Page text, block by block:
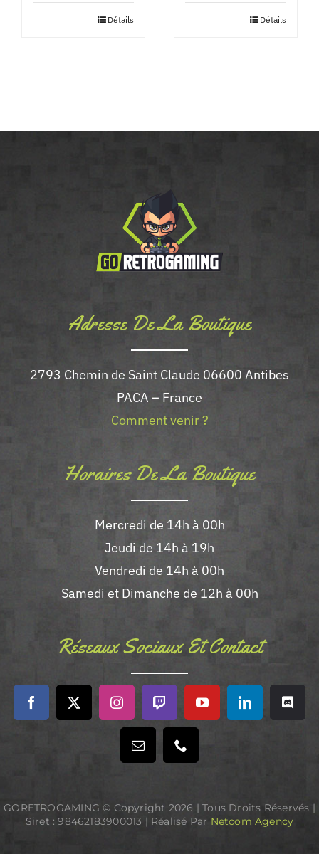
Détails Détails
Adresse De La Boutique
2793 Chemin de Saint Claude 06600 Antibes
PACA – France
Comment venir ?
Horaires De La Boutique
Mercredi de 14h à 00h
Jeudi de 14h à 19h
Vendredi de 14h à 00h
Samedi et Dimanche de 12h à 00h
Réseaux Sociaux Et Contact
GORETROGAMING © Copyright 2026 | Tous Droits Réservés |
Siret : 98462183900013 | Réalisé Par Netcom Agency